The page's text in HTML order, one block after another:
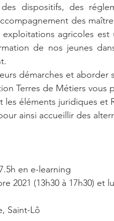
dispositifs, des
des
agricoles
de nos jeunes
démarches et aborder
Terres de Métiers
éléments juridiques et
ainsi accueillir des
en e-learning
2021 (13h30 à 17h30) et
Saint-Lô